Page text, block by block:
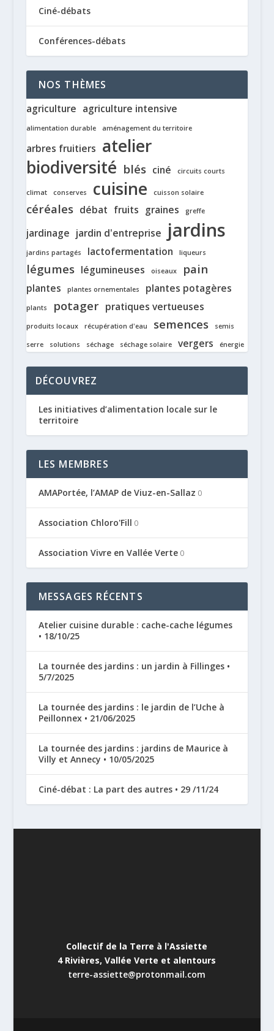
Ciné-débats
Conférences-débats
NOS THÈMES
agriculture agriculture intensive
alimentation durable aménagement du territoire
arbres fruitiers atelier
biodiversité blés ciné circuits courts
climat conserves cuisine cuisson solaire
céréales débat fruits graines greffe
jardinage jardin d'entreprise jardins
jardins partagés lactofermentation liqueurs
légumes légumineuses oiseaux pain
plantes plantes ornementales plantes potagères
plants potager pratiques vertueuses
produits locaux récupération d'eau semences semis
serre solutions séchage séchage solaire vergers énergie
DÉCOUVREZ
Les initiatives d’alimentation locale sur le
territoire
LES MEMBRES
AMAPortée, l’AMAP de Viuz-en-Sallaz 0
Association Chloro'Fill 0
Association Vivre en Vallée Verte0
MESSAGES RÉCENTS
Atelier cuisine durable : cache-cache légumes
• 18/10/25
La tournée des jardins : un jardin à Fillinges •
5/7/2025
La tournée des jardins : le jardin de l’Uche à
Peillonnex • 21/06/2025
La tournée des jardins : jardins de Maurice à
Villy et Annecy • 10/05/2025
Ciné-débat : La part des autres • 29 /11/24
Collectif de la Terre à l'Assiette
4 Rivières, Vallée Verte et alentours
terre-assiette@protonmail.com